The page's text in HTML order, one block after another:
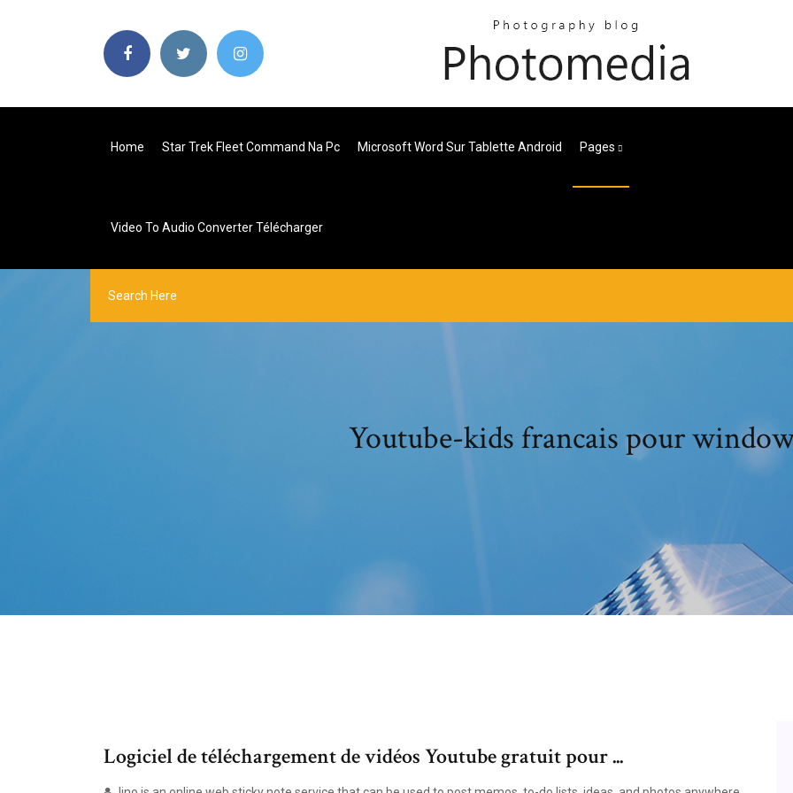
Home Star Trek Fleet Command Na Pc Microsoft Word Sur Tablette Android Pages
Video To Audio Converter Télécharger
Youtube-kids francais pour
Logiciel de téléchargement de vidéos Youtube gratuit pour ...